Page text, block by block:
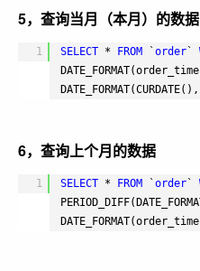
5，查询当月（本月）的数据
1 SELECT * FROM `order `
DATE_FORMAT(CURDATE(),
6，查询上个月的数据
1 SELECT * FROM `order `